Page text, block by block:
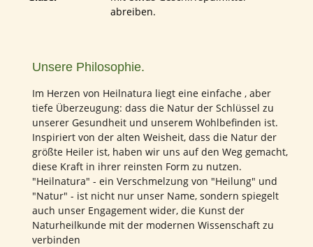
abreiben.
Unsere Philosophie.
Im Herzen von Heilnatura liegt eine einfache , aber
tiefe Überzeugung: dass die Natur der Schlüssel zu
unserer Gesundheit und unserem Wohlbefinden ist.
Inspiriert von der alten Weisheit, dass die Natur der
größte Heiler ist, haben wir uns auf den Weg gemacht,
diese Kraft in ihrer reinsten Form zu nutzen.
"Heilnatura" - ein Verschmelzung von "Heilung" und
"Natur" - ist nicht nur unser Name, sondern spiegelt
auch unser Engagement wider, die Kunst der
Naturheilkunde mit der modernen Wissenschaft zu
verbinden